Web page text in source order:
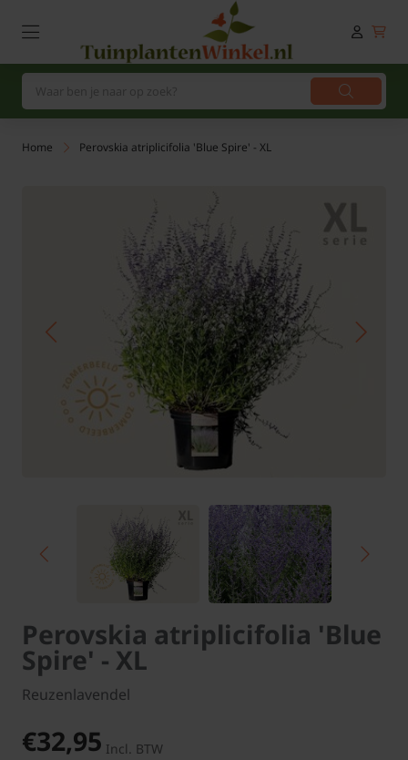
Home Perovskia atriplicifolia 'Blue Spire' - XL
Perovskia atriplicifolia 'Blue
Spire' - XL
Reuzenlavendel
€32,95 Incl. BTW